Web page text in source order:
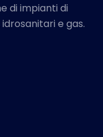
di impianti di
e gas.